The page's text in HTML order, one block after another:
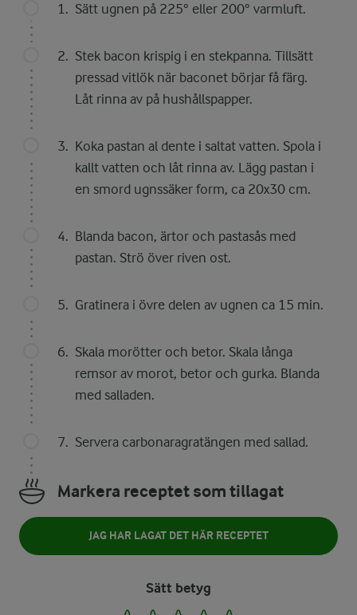
Sätt ugnen på 225° eller 200° varmluft.
Stek bacon krispig i en stekpanna. Tillsätt
pressad vitlök när baconet börjar få färg.
Låt rinna av på hushållspapper.
Koka pastan al dente i saltat vatten. Spola i
kallt vatten och låt rinna av. Lägg pastan i
en smord ugnssäker form, ca 20x30 cm.
Blanda bacon, ärtor och pastasås med
pastan. Strö över riven ost.
Gratinera i övre delen av ugnen ca 15 min.
Skala morötter och betor. Skala långa
remsor av morot, betor och gurka. Blanda
med salladen.
Servera carbonaragratängen med sallad.
Markera receptet som tillagat
JAG HAR LAGAT DET HÄR RECEPTET
Sätt betyg